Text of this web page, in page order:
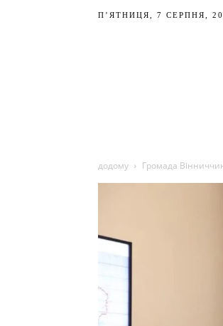
П’ЯТНИЦЯ, 7 СЕРПНЯ,
додому Громада